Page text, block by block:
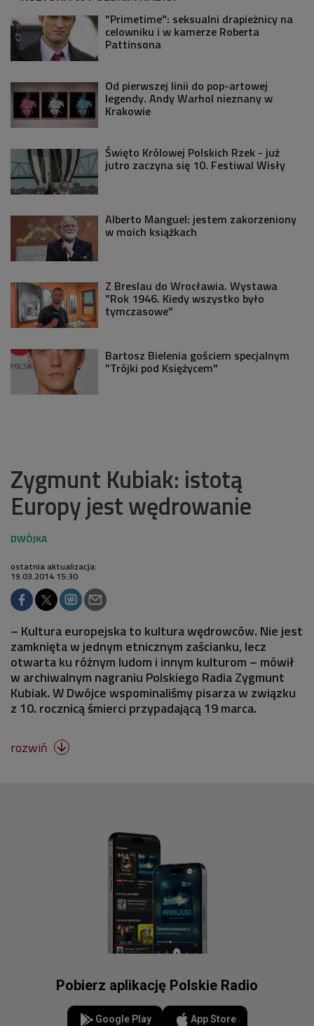
"Primetime": seksualni drapieżnicy na
celowniku i w kamerze Roberta
Pattinsona
Od pierwszej linii do pop-artowej
legendy. Andy Warhol nieznany w
Krakowie
Święto Królowej Polskich Rzek - już
jutro zaczyna się 10. Festiwal Wisły
Alberto Manguel: jestem zakorzeniony
w moich książkach
Z Breslau do Wrocławia. Wystawa
"Rok 1946. Kiedy wszystko było
tymczasowe"
Bartosz Bielenia gościem specjalnym
"Trójki pod Księżycem"
Zygmunt Kubiak: istotą
Europy jest wędrowanie
ostatnia aktualizacja:
19.03.2014 15:30
– Kultura europejska to kultura wędrowców. Nie jest
zamknięta w jednym etnicznym zaścianku, lecz
otwarta ku różnym ludom i innym kulturom – mówił
w archiwalnym nagraniu Polskiego Radia Zygmunt
Kubiak. W Dwójce wspominaliśmy pisarza w związku
z 10. rocznicą śmierci przypadającą 19 marca.
rozwiń 
Pobierz aplikację Polskie Radio
Google Play App Store